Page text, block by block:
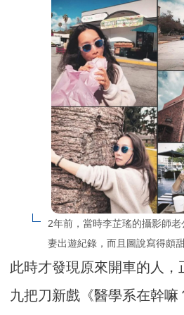
2年前，當時李芷瑤的攝影師
妻出遊紀錄，而且圖說寫得頗
此時才發現原來開車的人，
九把刀新戲《醫學系在幹嘛